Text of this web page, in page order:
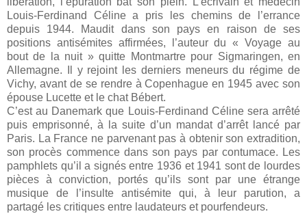
Louis-Ferdinand Céline a pris les chemins de l’errance
depuis 1944. Maudit dans son pays en raison de ses
positions antisémites affirmées, l’auteur du « Voyage au
bout de la nuit » quitte Montmartre pour Sigmaringen, en
Allemagne. Il y rejoint les derniers meneurs du régime de
Vichy, avant de se rendre à Copenhague en 1945 avec son
épouse Lucette et le chat Bébert.
C’est au Danemark que Louis-Ferdinand Céline sera arrêté
puis emprisonné, à la suite d’un mandat d’arrêt lancé par
Paris. La France ne parvenant pas à obtenir son extradition,
son procès commence dans son pays par contumace. Les
pamphlets qu’il a signés entre 1936 et 1941 sont de lourdes
pièces à conviction, portés qu’ils sont par une étrange
musique de l’insulte antisémite qui, à leur parution, a
partagé les critiques entre laudateurs et pourfendeurs.